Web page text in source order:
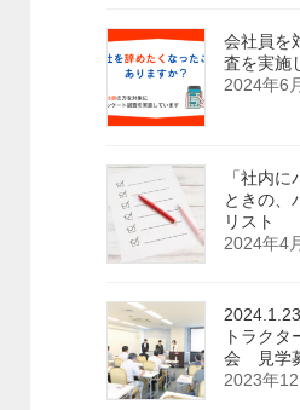
会社員を
査を実施
2024年6
「社内
ときの、
リスト
2024年4
トラクタ
会 見学
2023年